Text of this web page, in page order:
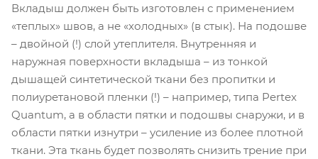
Вкладыш должен быть изготовлен с применением
«теплых» швов, а не «холодных» (в стык). На подошве
– двойной (!) слой утеплителя. Внутренняя и
наружная поверхности вкладыша – из тонкой
дышащей синтетической ткани без пропитки и
полиуретановой пленки (!) – например, типа Pertex
Quantum, а в области пятки и подошвы снаружи, и в
области пятки изнутри – усиление из более плотной
ткани. Эта ткань будет позволять снизить трение при